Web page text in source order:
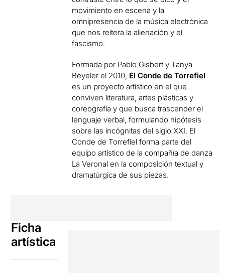
movimiento en escena y la
omnipresencia de la música electrónica
que nos reitera la alienación y el
fascismo.
Formada por Pablo Gisbert y Tanya
Beyeler el 2010, El Conde de Torrefiel
es un proyecto artístico en el que
conviven literatura, artes plásticas y
coreografía y que busca trascender el
lenguaje verbal, formulando hipótesis
sobre las incógnitas del siglo XXI. El
Conde de Torrefiel forma parte del
equipo artístico de la compañía de danza
La Veronal en la composición textual y
dramatúrgica de sus piezas.
Ficha
artística